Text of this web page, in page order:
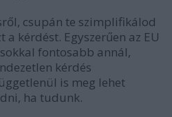
csupán te szimplifikálod
a kérdést. Egyszerűen az EU
fontosabb annál,
kérdés
is meg lehet
ha tudunk.